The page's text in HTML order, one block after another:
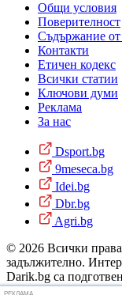
Общи условия
Поверителност
Съдържание от
Контакти
Етичен кодекс
Всички статии
Ключови думи
Реклама
За нас
Dsport.bg
9meseca.bg
Idei.bg
Dbr.bg
Agri.bg
© 2026 Всички права
задължително.
Darik.bg са
Радио и